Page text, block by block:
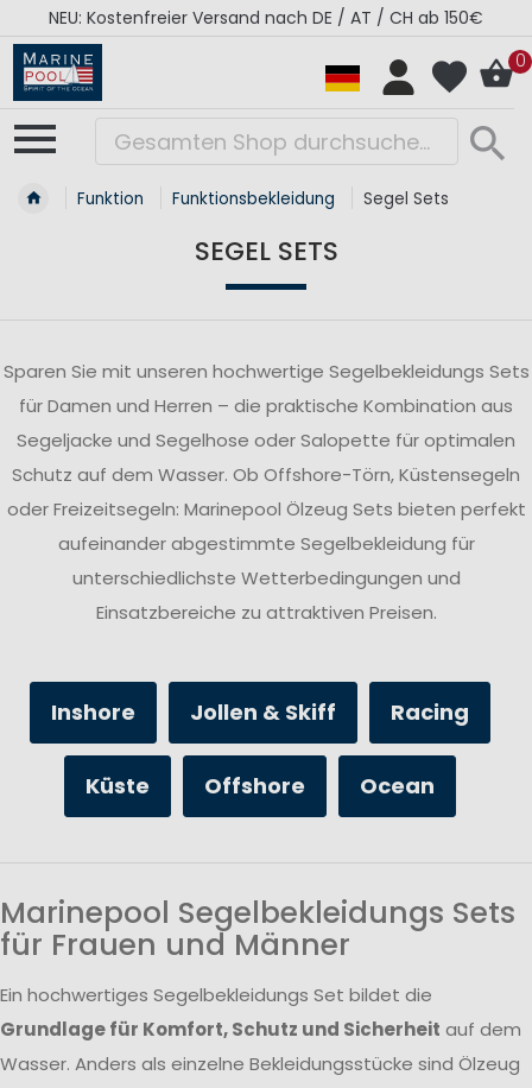
150€
RÉGATES ROYALES Kollektion - Super
0
Funktion Funktionsbekleidung Segel Sets
SEGEL SETS
Sparen Sie mit unseren hochwertige Segelbekleidungs Sets
für Damen und Herren – die praktische Kombination aus
Segeljacke und Segelhose oder Salopette für optimalen
Schutz auf dem Wasser. Ob Offshore-Törn, Küstensegeln
oder Freizeitsegeln: Marinepool Ölzeug Sets bieten perfekt
aufeinander abgestimmte Segelbekleidung für
unterschiedlichste Wetterbedingungen und
Einsatzbereiche zu attraktiven Preisen.
Inshore Jollen & Skiff Racing
Küste Offshore Ocean
Marinepool Segelbekleidungs Sets
für Frauen und Männer
Ein hochwertiges Segelbekleidungs Set bildet die
Grundlage für Komfort, Schutz und Sicherheit auf dem
Wasser. Anders als einzelne Bekleidungsstücke sind Ölzeug